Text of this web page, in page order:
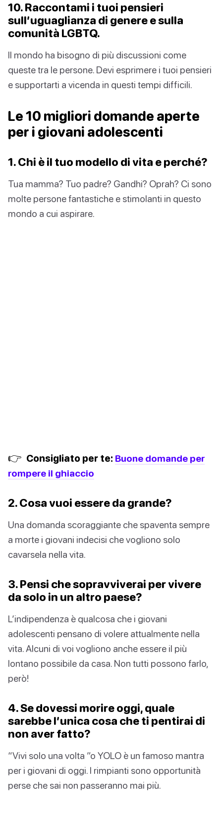
10. Raccontami i tuoi pensieri
sull’uguaglianza di genere e sulla
comunità LGBTQ.
Il mondo ha bisogno di più discussioni come
queste tra le persone. Devi esprimere i tuoi pensieri
e supportarti a vicenda in questi tempi difficili.
Le 10 migliori domande aperte
per i giovani adolescenti
1. Chi è il tuo modello di vita e perché?
Tua mamma? Tuo padre? Gandhi? Oprah? Ci sono
molte persone fantastiche e stimolanti in questo
mondo a cui aspirare.
👉 Consigliato per te: Buone domande per
rompere il ghiaccio
2. Cosa vuoi essere da grande?
Una domanda scoraggiante che spaventa sempre
a morte i giovani indecisi che vogliono solo
cavarsela nella vita.
3. Pensi che sopravviverai per vivere
da solo in un altro paese?
L’indipendenza è qualcosa che i giovani
adolescenti pensano di volere attualmente nella
vita. Alcuni di voi vogliono anche essere il più
lontano possibile da casa. Non tutti possono farlo,
però!
4. Se dovessi morire oggi, quale
sarebbe l’unica cosa che ti pentirai di
non aver fatto?
“Vivi solo una volta ”o YOLO è un famoso mantra
per i giovani di oggi. I rimpianti sono opportunità
perse che sai non passeranno mai più.